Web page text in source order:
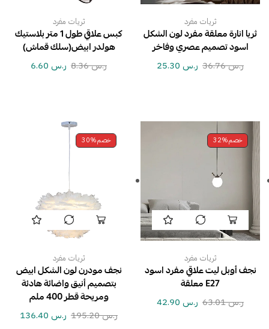
ثريات مفرد
ثريا انارة معلقة مفرد لون الشكل
اسود تصميم عصري وفاخر
ر.س36.76 ر.س
ثريات مفرد
كبس علاقي طول 1 متر بلاستيك
هولدر ابيض(سلك قماش)
ر.س8.36 ر.س
خصم32%
ثريات مفرد
نجف أوبل ليت علاقي مفرد اسود
E27 معلقة
ر.س63.01 ر.س
خصم30%
ثريات مفرد
نجف مودرن لون الشكل ابيض
بتصميم أنيق واضائة هادئة
ومريحة قطر 400 ملم
ر.س195.20 ر.س